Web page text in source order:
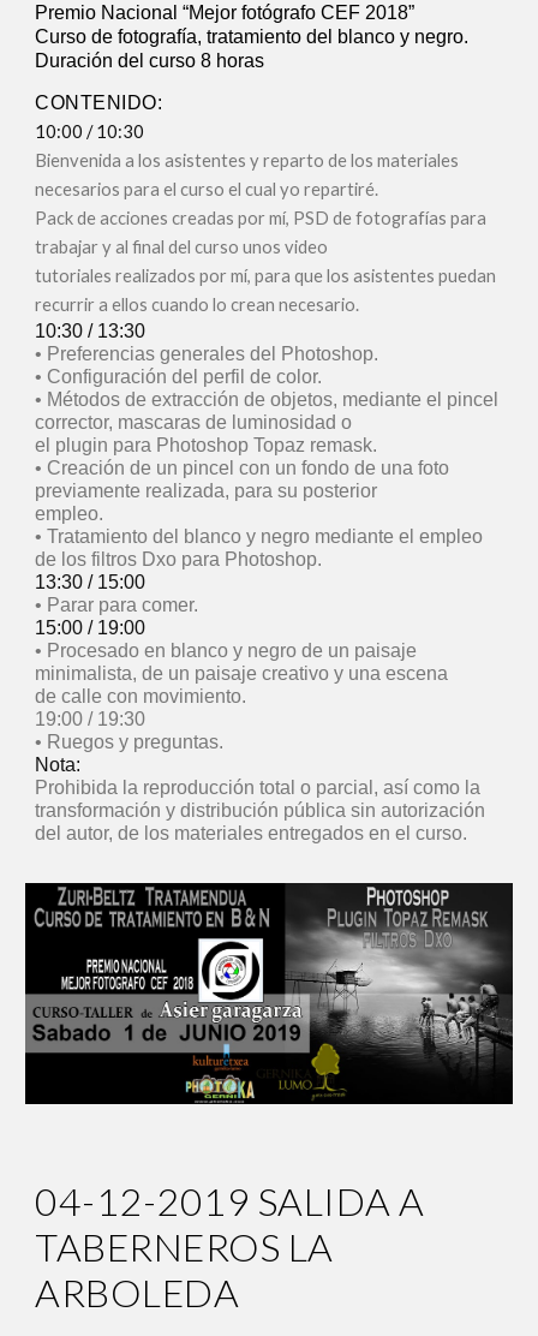
Premio Nacional “Mejor fotógrafo CEF 2018”
Curso de fotografía, tratamiento del blanco y negro.
Duración del curso 8 horas
CONTENIDO:
10:00 / 10:30
Bienvenida a los asistentes y reparto de los materiales
necesarios para el curso el cual yo repartiré.
Pack de acciones creadas por mí, PSD de fotografías para
trabajar y al final del curso unos video
tutoriales realizados por mí, para que los asistentes puedan
recurrir a ellos cuando lo crean necesario.
10:30 / 13:30
• Preferencias generales del Photoshop.
• Configuración del perfil de color.
• Métodos de extracción de objetos, mediante el pincel
corrector, mascaras de luminosidad o
el plugin para Photoshop Topaz remask.
• Creación de un pincel con un fondo de una foto
previamente realizada, para su posterior
empleo.
• Tratamiento del blanco y negro mediante el empleo
de los filtros Dxo para Photoshop.
13:30 / 15:00
• Parar para comer.
15:00 / 19:00
• Procesado en blanco y negro de un paisaje
minimalista, de un paisaje creativo y una escena
de calle con movimiento.
19:00 / 19:30
• Ruegos y preguntas.
Nota:
Prohibida la reproducción total o parcial, así como la
transformación y distribución pública sin autorización
del autor, de los materiales entregados en el curso.
04-12-2019 SALIDA A
TABERNEROS LA
ARBOLEDA